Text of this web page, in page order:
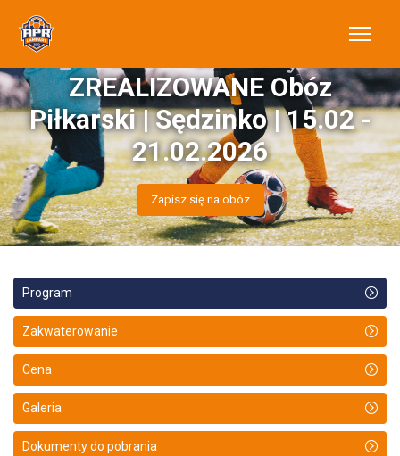
ZREALIZOWANE Obóz
Piłkarski | Sędzinko | 15.02 -
21.02.2026
Zapisz się na obóz
Program
Zakwaterowanie
Cena
Galeria
Dokumenty do pobrania